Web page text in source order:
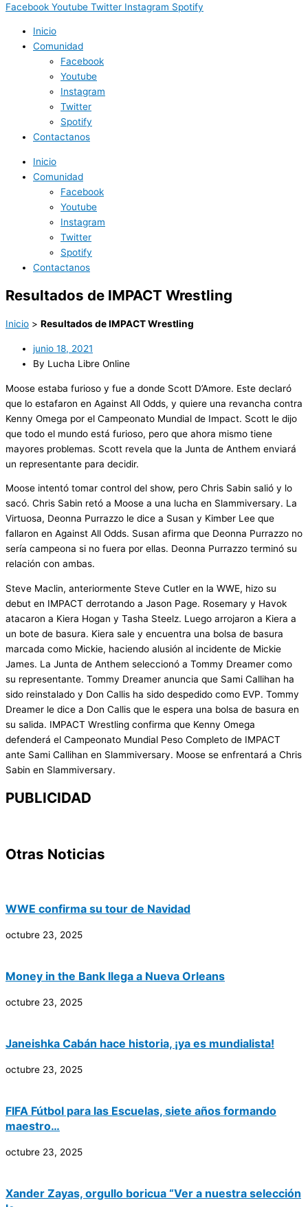
Facebook Youtube Twitter Instagram Spotify
Inicio
Comunidad
Facebook
Youtube
Instagram
Twitter
Spotify
Contactanos
Inicio
Comunidad
Facebook
Youtube
Instagram
Twitter
Spotify
Contactanos
Resultados de IMPACT Wrestling
Inicio > Resultados de IMPACT Wrestling
junio 18, 2021
By Lucha Libre Online
Moose estaba furioso y fue a donde Scott D’Amore. Este declaró
que lo estafaron en Against All Odds, y quiere una revancha contra
Kenny Omega por el Campeonato Mundial de Impact. Scott le dijo
que todo el mundo está furioso, pero que ahora mismo tiene
mayores problemas. Scott revela que la Junta de Anthem enviará
un representante para decidir.
Moose intentó tomar control del show, pero Chris Sabin salió y lo
sacó. Chris Sabin retó a Moose a una lucha en Slammiversary. La
Virtuosa, Deonna Purrazzo le dice a Susan y Kimber Lee que
fallaron en Against All Odds. Susan afirma que Deonna Purrazzo no
sería campeona si no fuera por ellas. Deonna Purrazzo terminó su
relación con ambas.
Steve Maclin, anteriormente Steve Cutler en la WWE, hizo su
debut en IMPACT derrotando a Jason Page. Rosemary y Havok
atacaron a Kiera Hogan y Tasha Steelz. Luego arrojaron a Kiera a
un bote de basura. Kiera sale y encuentra una bolsa de basura
marcada como Mickie, haciendo alusión al incidente de Mickie
James. La Junta de Anthem seleccionó a Tommy Dreamer como
su representante. Tommy Dreamer anuncia que Sami Callihan ha
sido reinstalado y Don Callis ha sido despedido como EVP. Tommy
Dreamer le dice a Don Callis que le espera una bolsa de basura en
su salida. IMPACT Wrestling confirma que Kenny Omega
defenderá el Campeonato Mundial Peso Completo de IMPACT
ante Sami Callihan en Slammiversary. Moose se enfrentará a Chris
Sabin en Slammiversary.
PUBLICIDAD
Otras Noticias
WWE confirma su tour de Navidad
octubre 23, 2025
Money in the Bank llega a Nueva Orleans
octubre 23, 2025
Janeishka Cabán hace historia, ¡ya es mundialista!
octubre 23, 2025
FIFA Fútbol para las Escuelas, siete años formando
maestro…
octubre 23, 2025
Xander Zayas, orgullo boricua “Ver a nuestra selección